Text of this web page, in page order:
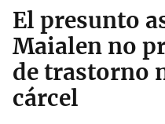
El presunto
Maialen no
de trastorno
cárcel